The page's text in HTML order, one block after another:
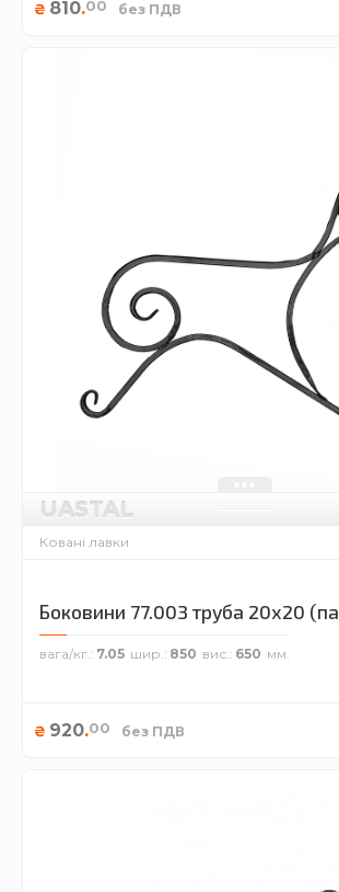
₴ 810.00 без ПДВ
UASTAL
Ковані лавки
Боковини 77.003 труба 20х20
вага/кг. 7.05 шир. 850 вис. 650
₴ 920.00 без ПДВ